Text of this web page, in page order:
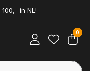
in NL!
0